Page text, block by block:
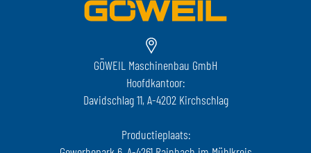
GÖWEIL Maschinenbau GmbH
Hoofdkantoor:
Davidschlag 11, A-4202 Kirchschlag
Productieplaats: